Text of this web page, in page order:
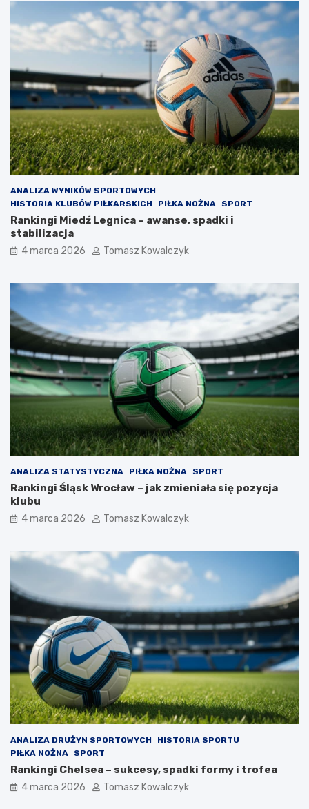
ANALIZA WYNIKÓW SPORTOWYCH
HISTORIA KLUBÓW PIŁKARSKICH
PIŁKA NOŻNA SPORT
Rankingi Miedź Legnica – awanse, spadki i
stabilizacja
4 marca 2026 Tomasz Kowalczyk
ANALIZA STATYSTYCZNA PIŁKA NOŻNA SPORT
Rankingi Śląsk Wrocław – jak zmieniała się pozycja
klubu
4 marca 2026 Tomasz Kowalczyk
ANALIZA DRUŻYN SPORTOWYCH
HISTORIA SPORTU
PIŁKA NOŻNA
SPORT
Rankingi Chelsea – sukcesy, spadki formy i trofea
4 marca 2026 Tomasz Kowalczyk